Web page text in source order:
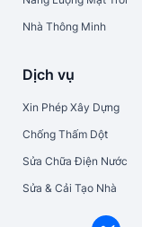
Nhà Thông Minh
Dịch vụ
Xin Phép Xây Dựng
Chống Thấm Dột
Sửa Chữa Điện Nước
Sửa & Cải Tạo Nhà